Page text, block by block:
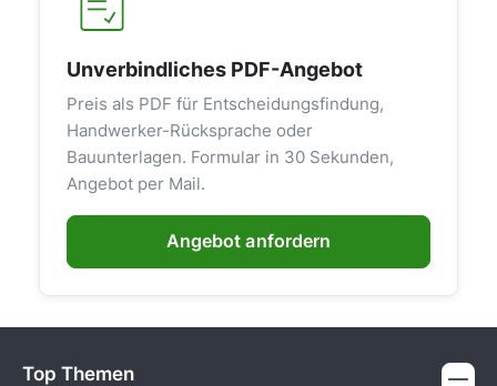
Unverbindliches PDF-Angebot
Preis als PDF für Entscheidungsfindung,
Handwerker-Rücksprache oder
Bauunterlagen. Formular in 30 Sekunden,
Angebot per Mail.
Angebot anfordern
Top Themen